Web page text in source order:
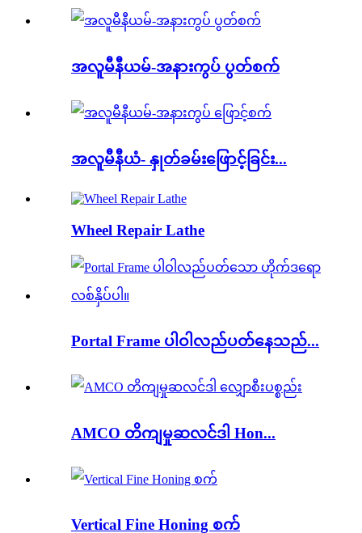
အလူမီနီယမ်-အနားကွပ် ပွတ်စက်
အလူမီနီယံ- နှုတ်ခမ်းဖြောင့်ခြင်း...
Wheel Repair Lathe
Portal Frame ပါဝါလည်ပတ်နေသည်...
AMCO တိကျမှုဆလင်ဒါ Hon...
Vertical Fine Honing စက်